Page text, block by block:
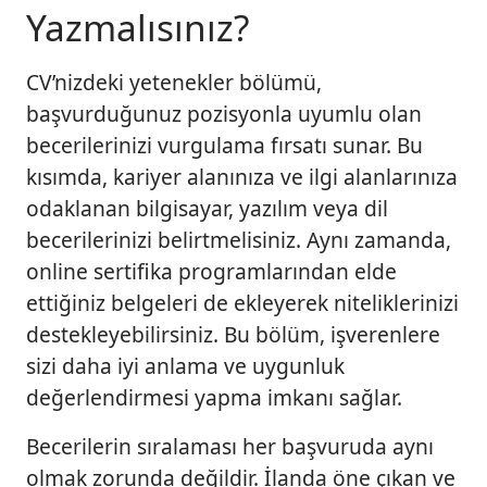
Yazmalısınız?
CV’nizdeki yetenekler bölümü,
başvurduğunuz pozisyonla uyumlu olan
becerilerinizi vurgulama fırsatı sunar. Bu
kısımda, kariyer alanınıza ve ilgi alanlarınıza
odaklanan bilgisayar, yazılım veya dil
becerilerinizi belirtmelisiniz. Aynı zamanda,
online sertifika programlarından elde
ettiğiniz belgeleri de ekleyerek niteliklerinizi
destekleyebilirsiniz. Bu bölüm, işverenlere
sizi daha iyi anlama ve uygunluk
değerlendirmesi yapma imkanı sağlar.
Becerilerin sıralaması her başvuruda aynı
olmak zorunda değildir. İlanda öne çıkan ve